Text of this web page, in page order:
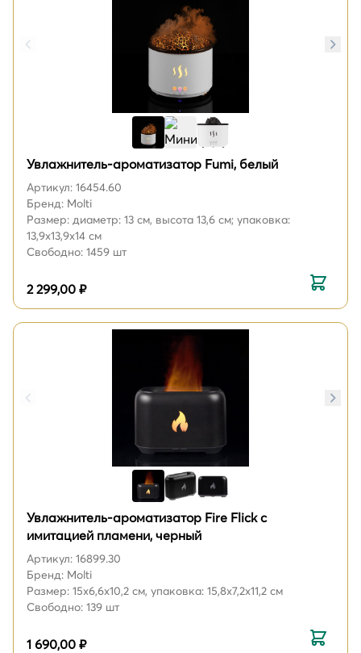
Увлажнитель-ароматизатор Fumi, белый
Артикул: 16454.60
Бренд: Molti
Размер: диаметр: 13 см, высота 13,6 см; упаковка:
13,9x13,9x14 см
Свободно: 1459 шт
2 299,00 ₽
Увлажнитель-ароматизатор Fire Flick с
имитацией пламени, черный
Артикул: 16899.30
Бренд: Molti
Размер: 15x6,6x10,2 см, упаковка: 15,8x7,2x11,2 см
Свободно: 139 шт
1 690,00 ₽